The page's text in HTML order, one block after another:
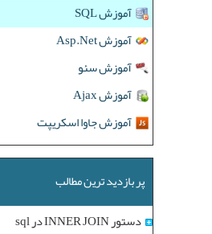
آموزش SQL
آموزش Asp.Net
آموزش سئو
آموزش Ajax
آموزش جاوا اسکریپت
پر بازدید ترین مطالب
دستور INNER JOIN در sql